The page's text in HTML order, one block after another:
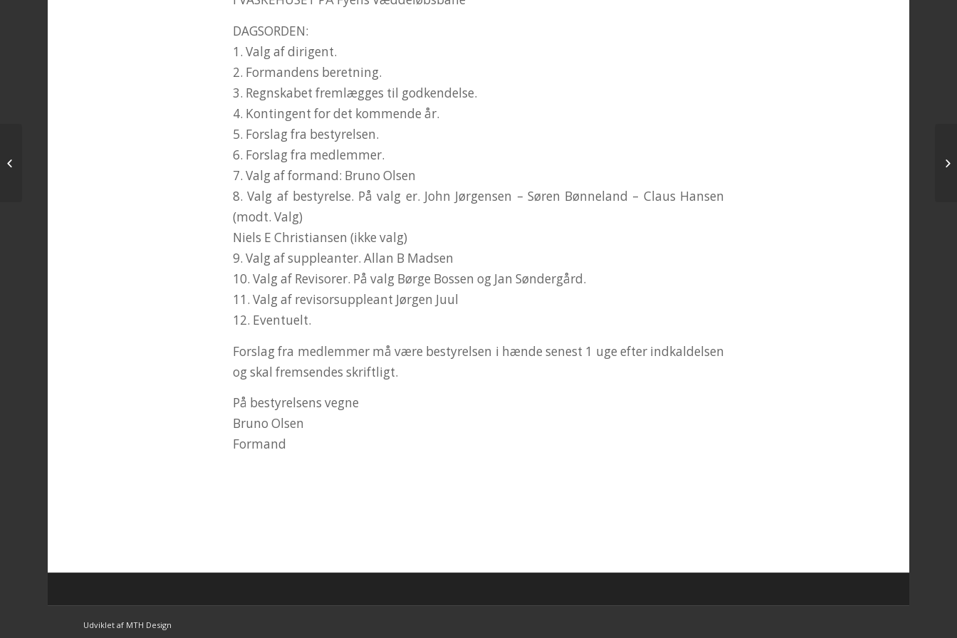
DAGSORDEN:
1. Valg af dirigent.
2. Formandens beretning.
3. Regnskabet fremlægges til godkendelse.
4. Kontingent for det kommende år.
5. Forslag fra bestyrelsen.
6. Forslag fra medlemmer.
7. Valg af formand: Bruno Olsen
8. Valg af bestyrelse. På valg er. John Jørgensen – Søren Bønneland – Claus Hansen
(modt. Valg)
Niels E Christiansen (ikke valg)
9. Valg af suppleanter. Allan B Madsen
10. Valg af Revisorer. På valg Børge Bossen og Jan Søndergård.
11. Valg af revisorsuppleant Jørgen Juul
12. Eventuelt.
Forslag fra medlemmer må være bestyrelsen i hænde senest 1 uge efter indkaldelsen
og skal fremsendes skriftligt.
På bestyrelsens vegne
Bruno Olsen
Formand
Udviklet af MTH Design